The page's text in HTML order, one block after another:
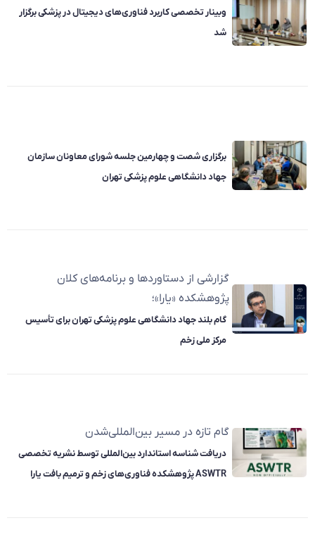
وبینار تخصصی کاربرد فناوری‌های دیجیتال در پزشکی برگزار
شد
برگزاری شصت و چهارمین جلسه شورای معاونان سازمان
جهاد دانشگاهی علوم پزشکی تهران
گزارشی از دستاوردها و برنامه‌های کلان
پژوهشکده «یارا»؛
گام بلند جهاد دانشگاهی علوم پزشکی تهران برای تأسیس
مرکز ملی زخم
گام تازه در مسیر بین‌المللی‌شدن
دریافت شناسه استاندارد بین‌المللی توسط نشریه تخصصی
ASWTR پژوهشکده فناوری‌های زخم و ترمیم بافت یارا